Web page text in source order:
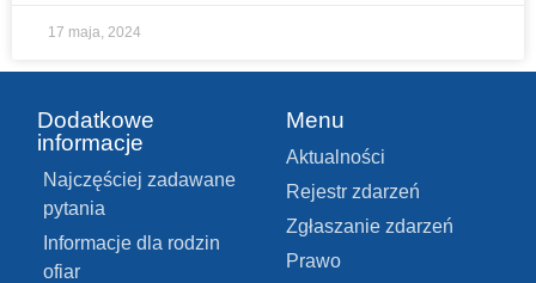
17 maja, 2024
Dodatkowe
informacje
Najczęściej zadawane
pytania
Informacje dla rodzin
ofiar
Menu
Aktualności
Rejestr zdarzeń
Zgłaszanie zdarzeń
Prawo